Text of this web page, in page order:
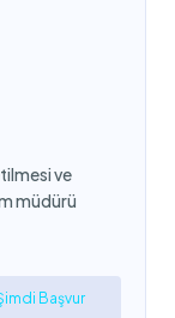
ve
müdürü
Başvur